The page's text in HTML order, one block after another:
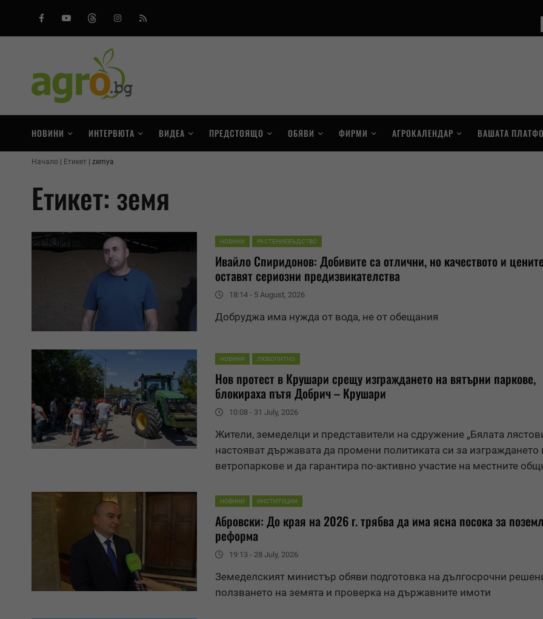
FacebookYoutubeThreadsInstagram
RSS
НОВИНИ ИНТЕРВЮТА ВИДЕА ПРЕДСТОЯЩО ОБЯВИ ФИРМИ АГРОКАЛЕНДАР ВАШАТА
Начало Етикет zemya
Етикет: земя
НОВИНИ РАСТЕНИЕВЪДСТВО
Ивайло Спиридонов: Добивите са отлични, но качеството и цените
оставят сериозни предизвикателства
18:14 - 5 August, 2026
Добруджа има нужда от вода, не от обещания
НОВИНИ ЛЮБОПИТНО
Нов протест в Крушари срещу изграждането на вятърни паркове,
блокираха пътя Добрич – Крушари
10:08 - 31 July, 2026
Жители, земеделци и представители на сдружение „Бялата
настояват държавата да промени политиката си за изграждането
ветропаркове и да гарантира по-активно участие на местните
НОВИНИ ИНСТИТУЦИИ
Абровски: До края на 2026 г. трябва да има ясна посока за
реформа
19:13 - 28 July, 2026
Земеделският министър обяви подготовка на дългосрочни
ползването на земята и проверка на държавните имоти